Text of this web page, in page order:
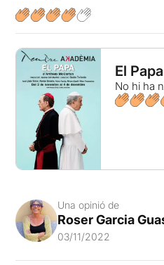
El Papa
No hi ha
Una opinió de
Roser Garcia
03/11/2022